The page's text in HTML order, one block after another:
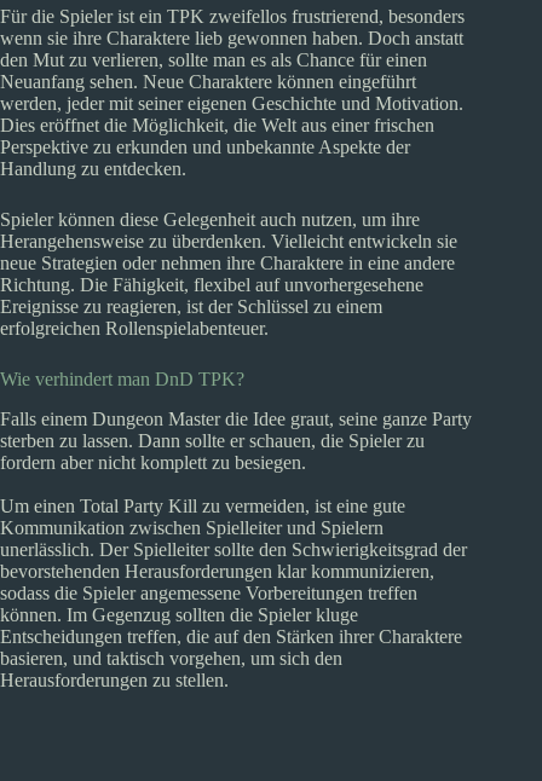
Für die Spieler ist ein TPK zweifellos frustrierend, besonders
wenn sie ihre Charaktere lieb gewonnen haben. Doch anstatt
den Mut zu verlieren, sollte man es als Chance für einen
Neuanfang sehen. Neue Charaktere können eingeführt
werden, jeder mit seiner eigenen Geschichte und Motivation.
Dies eröffnet die Möglichkeit, die Welt aus einer frischen
Perspektive zu erkunden und unbekannte Aspekte der
Handlung zu entdecken.
Spieler können diese Gelegenheit auch nutzen, um ihre
Herangehensweise zu überdenken. Vielleicht entwickeln sie
neue Strategien oder nehmen ihre Charaktere in eine andere
Richtung. Die Fähigkeit, flexibel auf unvorhergesehene
Ereignisse zu reagieren, ist der Schlüssel zu einem
erfolgreichen Rollenspielabenteuer.
Wie verhindert man DnD TPK?
Falls einem Dungeon Master die Idee graut, seine ganze Party
sterben zu lassen. Dann sollte er schauen, die Spieler zu
fordern aber nicht komplett zu besiegen.
Um einen Total Party Kill zu vermeiden, ist eine gute
Kommunikation zwischen Spielleiter und Spielern
unerlässlich. Der Spielleiter sollte den Schwierigkeitsgrad der
bevorstehenden Herausforderungen klar kommunizieren,
sodass die Spieler angemessene Vorbereitungen treffen
können. Im Gegenzug sollten die Spieler kluge
Entscheidungen treffen, die auf den Stärken ihrer Charaktere
basieren, und taktisch vorgehen, um sich den
Herausforderungen zu stellen.